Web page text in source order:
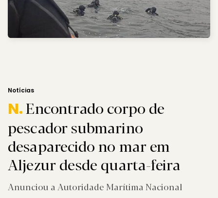
Notícias
N.Encontrado corpo de
pescador submarino
desaparecido no mar em
Aljezur desde quarta-feira
Anunciou a Autoridade Marítima Nacional